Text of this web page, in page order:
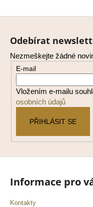
Odebírat
Nezmeškejte žádné
E-mail
Vložením e-mailu
osobních údajů
PŘIHLÁSIT SE
Informace pro
Kontakty